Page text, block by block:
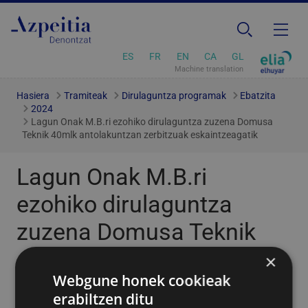
ES FR EN CA GL
Machine translation
Hasiera Tramiteak Dirulaguntza programak
Ebatzita
2024
Lagun Onak M.B.ri ezohiko dirulaguntza zuzena Domusa
Teknik 40mlk antolakuntzan zerbitzuak eskaintzeagatik
Lagun Onak M.B.ri
ezohiko dirulaguntza
zuzena Domusa Teknik
40mlk antolakuntzan
zerbitzuak
×
Webgune honek cookieak
erabiltzen ditu